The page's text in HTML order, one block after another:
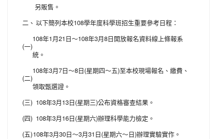
另販售。
二、 以下簡列本校108學年度科學班招生重要參考日程：
(一)
108年1月21日～108年3月8日開放報名資料線上條報系
統。
(二)
108年3月7日～8日(星期四～五)至本校現場報名、繳費、
領取甄選證。
(三) 108年3月13日(星期三)公布資格審查結果。
(四) 108年3月16日(星期六)辦理科學能力檢定。
(五)108年3月30日～3月31日(星期六～日)辦理實驗實作。